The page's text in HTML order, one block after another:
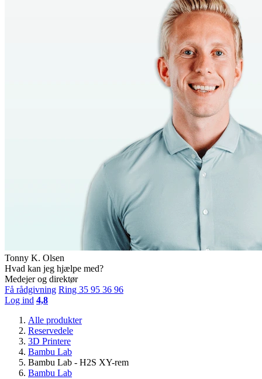
Tonny K. Olsen
Hvad kan jeg hjælpe med?
Medejer og direktør
Få rådgivning Ring 35 95 36 96
Log ind 4,8
Alle produkter
Reservedele
3D Printere
Bambu Lab
Bambu Lab - H2S XY-rem
Bambu Lab